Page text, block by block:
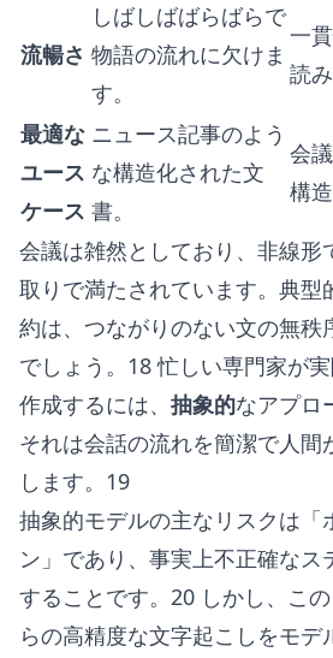
流暢さ
しばしばばらばらで
物語の流れに欠けま
す。
一
読
最適な
ユース
ケース
ニュース記事のよう
な構造化された文
書。
会
構
会議は雑然としており、非線形
取りで満たされています。典型
約は、つながりのない文の無秩
でしょう。18 忙しい専門家が
作成するには、 抽象的なアプロ
それは会話の流れを簡潔で人間
します。19
抽象的モデルの主なリスクは「
ン」であり、事実上不正確なス
することです。20 しかし、こ
らの高精度な文字起こしをモデ